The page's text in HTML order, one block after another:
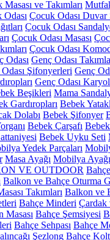
Masası ve Takımları
Çocuk Odası Duvar
Çocuk Odası
Çocuk Odası Masası
Çocuk Odası
Odası Genç Odası
Şifonyerleri Genç
Genç Odası
Beşikleri Mama
Gardıropları Bebek
Dolabı Bebek Şifonyer
Bebek Çarşafı
Bebek Uyku Seti
Yedek Parçaları
Masa Ayağı Mobilya Ayağı
VE OUTDOOR
Balkon ve Bahçe Oturma
Takımları Balkon ve
Bahçe Minderi Çardak
Masası Bahçe Şemsiyesi
Bahçe Sehpası Bahçe
Şezlong Bahçe